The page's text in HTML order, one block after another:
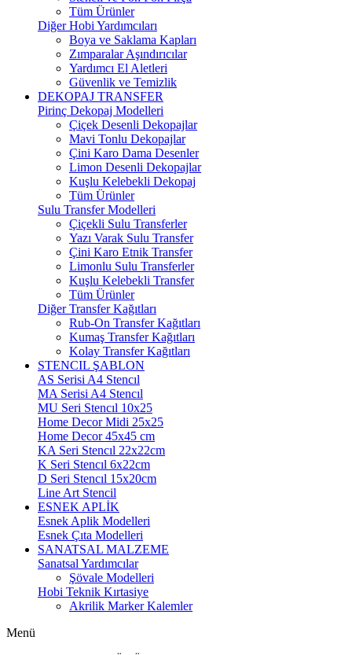
Tüm Ürünler
Diğer Hobi Yardımcıları
Boya ve Saklama Kapları
Zımparalar Aşındırıcılar
Yardımcı El Aletleri
Güvenlik ve Temizlik
DEKOPAJ TRANSFER
Pirinç Dekopaj Modelleri
Çiçek Desenli Dekopajlar
Mavi Tonlu Dekopajlar
Çini Karo Dama Desenler
Limon Desenli Dekopajlar
Kuşlu Kelebekli Dekopaj
Tüm Ürünler
Sulu Transfer Modelleri
Çiçekli Sulu Transferler
Yazı Varak Sulu Transfer
Çini Karo Etnik Transfer
Limonlu Sulu Transferler
Kuşlu Kelebekli Transfer
Tüm Ürünler
Diğer Transfer Kağıtları
Rub-On Transfer Kağıtları
Kumaş Transfer Kağıtları
Kolay Transfer Kağıtları
STENCIL ŞABLON
AS Serisi A4 Stencıl
MA Serisi A4 Stencıl
MU Seri Stencıl 10x25
Home Decor Midi 25x25
Home Decor 45x45 cm
KA Seri Stencıl 22x22cm
K Seri Stencıl 6x22cm
D Seri Stencıl 15x20cm
Line Art Stencil
ESNEK APLİK
Esnek Aplik Modelleri
Esnek Çıta Modelleri
SANATSAL MALZEME
Sanatsal Yardımcılar
Şövale Modelleri
Hobi Teknik Kırtasiye
Akrilik Marker Kalemler
Menü